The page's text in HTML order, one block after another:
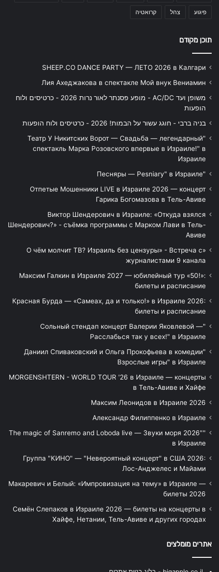
פיגוע צהל קרואטיה
תוכן מקודם
SHEEP.CO DANCE PARTY — ЛЕТО 2026 в Калгари
Лия Ахеджакова в спектакле Мой внук Вениамин
משופן ועד AC/DC - מופע פסנתר לאור נרות 2026 - כרטיסים ולוח
הופעות
בניה ברבי - חוגג עשור על הבמות! 2026 - כרטיסים ולוח הופעות
"Театр У Никитских Ворот — Свадьба — легендарный
спектакль Марка Розовского впервые в Израиле!" в
Израиле
"Песняры — Pesniary" в Израиле
Отпетые Мошенники LIVE в Израиле 2026 — концерт
Гарика Богомазова в Тель-Авиве
Виктор Шендерович в Израиле: «Откуда взялся
Шендерович?» - съёмка программы с Марком Лави в Тель-
Авиве
«О чём молчит ТВ? Израиль без цензуры» - Встреча с
журналистами 9 канала
Максим Галкин в Израиле 2027 — юбилейный тур «50!»:
билеты и расписание
Красная Бурда — «Самеах, да и только!» в Израиле 2026:
билеты и расписание
"Сольный стендап концерт Валерии Яковлевой —
Расслабься так у всех!" в Израиле
"Даниил Спиваковский и Ольга Прокофьева в комедии
Взрослые игры" в Израиле
MORGENSHTERN - WORLD TOUR '26 в Израиле — концерты
в Тель-Авиве и Хайфе
Максим Леонидов в Израиле 2026
Александр Филиппенко в Израиле
"The magic of Sanremo and Loboda live — Звуки моря 2026"
в Израиле
Группа "КИНО" — "Невероятный концерт" в США 2026:
Лос-Анджелес и Майами
Макаревич и Белый: «Импровизация на тему» в Израиле —
билеты 2026
Семён Слепаков в Израиле 2026 — билеты на концерты в
Хайфе, Нетании, Тель-Авиве и других городах
אתרים מומלצים